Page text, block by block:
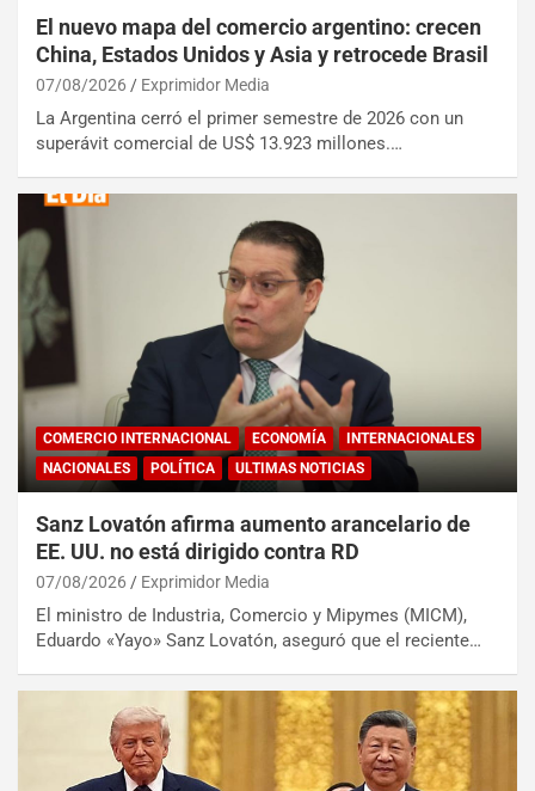
El nuevo mapa del comercio argentino: crecen
China, Estados Unidos y Asia y retrocede Brasil
07/08/2026 Exprimidor Media
La Argentina cerró el primer semestre de 2026 con un
superávit comercial de US$ 13.923 millones.…
COMERCIO INTERNACIONAL ECONOMÍA
INTERNACIONALES
NACIONALES
POLÍTICA ULTIMAS NOTICIAS
Sanz Lovatón afirma aumento arancelario de
EE. UU. no está dirigido contra RD
07/08/2026 Exprimidor Media
El ministro de Industria, Comercio y Mipymes (MICM),
Eduardo «Yayo» Sanz Lovatón, aseguró que el reciente…